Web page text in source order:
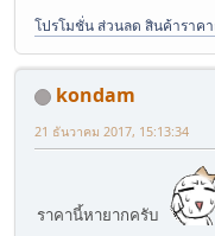
โปรโมชั่น ส่วนลด สินค้าราค
kondam
21 ธันวาคม 2017, 15:13:34
ราคานี้หายากครับ